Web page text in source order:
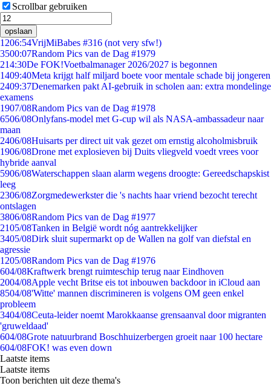
Scrollbar gebruiken
opslaan
1206:54VrijMiBabes #316 (not very sfw!)
3500:07Random Pics van de Dag #1979
214:30De FOK!Voetbalmanager 2026/2027 is begonnen
1409:40Meta krijgt half miljard boete voor mentale schade bij jongeren
2409:37Denemarken pakt AI-gebruik in scholen aan: extra mondelinge
examens
1907/08Random Pics van de Dag #1978
6506/08Onlyfans-model met G-cup wil als NASA-ambassadeur naar
maan
2406/08Huisarts per direct uit vak gezet om ernstig alcoholmisbruik
1906/08Drone met explosieven bij Duits vliegveld voedt vrees voor
hybride aanval
5906/08Waterschappen slaan alarm wegens droogte: Gereedschapskist
leeg
2306/08Zorgmedewerkster die 's nachts haar vriend bezocht terecht
ontslagen
3806/08Random Pics van de Dag #1977
2105/08Tanken in België wordt nóg aantrekkelijker
3405/08Dirk sluit supermarkt op de Wallen na golf van diefstal en
agressie
1205/08Random Pics van de Dag #1976
604/08Kraftwerk brengt ruimteschip terug naar Eindhoven
2004/08Apple vecht Britse eis tot inbouwen backdoor in iCloud aan
8504/08'Witte' mannen discrimineren is volgens OM geen enkel
probleem
3404/08Ceuta-leider noemt Marokkaanse grensaanval door migranten
'gruweldaad'
604/08Grote natuurbrand Boschhuizerbergen groeit naar 100 hectare
604/08FOK! was even down
Laatste items
Laatste items
Toon berichten uit deze thema's